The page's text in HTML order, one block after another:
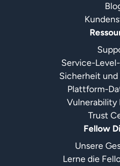
Service-
Sicherheit
Plattform-
Vulnerability
Trust
Fellow
Unsere
Lerne die